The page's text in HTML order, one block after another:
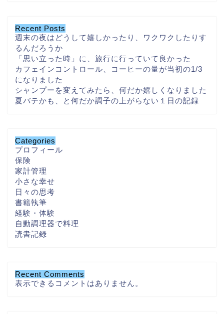
Recent Posts
週末の夜はどうして嬉しかったり、ワクワクしたりす
るんだろうか
「思い立った時」に、旅行に行っていて良かった
カフェインコントロール、コーヒーの量が当初の1/3
になりました
シャンプーを変えてみたら、何だか嬉しくなりました
夏バテかも、と何だか調子の上がらない１日の記録
Categories
プロフィール
保険
家計管理
小さな幸せ
日々の思考
書籍執筆
経験・体験
自動調理器で料理
読書記録
Recent Comments
表示できるコメントはありません。